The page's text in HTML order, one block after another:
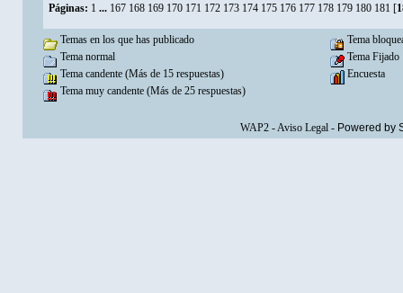
Páginas: 1 ... 167 168 169 170 171 172 173 174 175 176 177 178 179 180 181 [
Temas en los que has publicado
Tema normal
Tema candente (Más de 15 respuestas)
Tema muy candente (Más de 25 respuestas)
Tema
Tema Fijado
Encuesta
WAP2-Aviso Legal- Powered by